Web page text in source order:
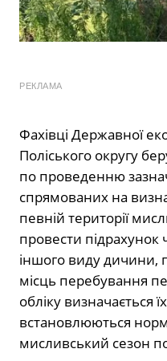
РЕКЛАМА
Фахівці Державної
Поліського округу
по проведенню
спрямованих на
певній території
провести підрахунок
іншого виду дичини,
місць перебування
обліку визначається
встановлюються
мисливський сезон